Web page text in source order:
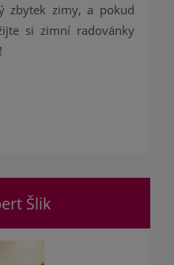
zbytek zimy, a pokud
si zimní radovánky
Šlik